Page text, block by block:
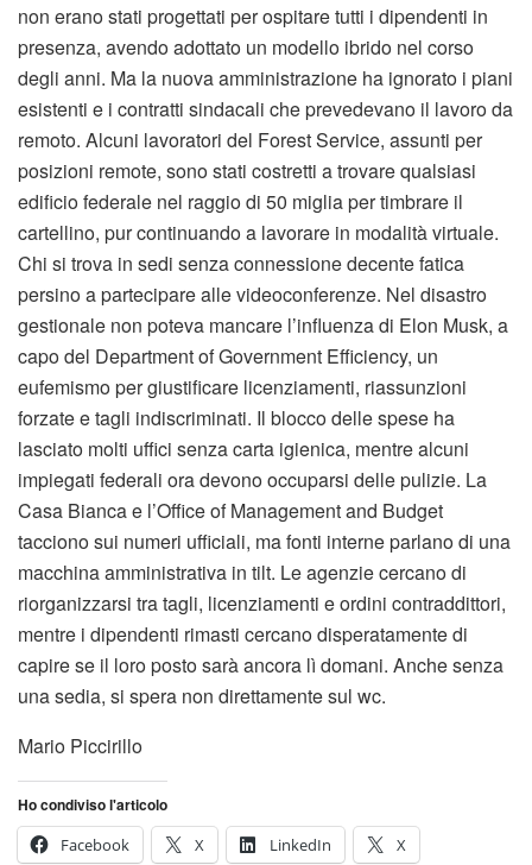
non erano stati progettati per ospitare tutti i dipendenti in
presenza, avendo adottato un modello ibrido nel corso
degli anni. Ma la nuova amministrazione ha ignorato i piani
esistenti e i contratti sindacali che prevedevano il lavoro da
remoto. Alcuni lavoratori del Forest Service, assunti per
posizioni remote, sono stati costretti a trovare qualsiasi
edificio federale nel raggio di 50 miglia per timbrare il
cartellino, pur continuando a lavorare in modalità virtuale.
Chi si trova in sedi senza connessione decente fatica
persino a partecipare alle videoconferenze. Nel disastro
gestionale non poteva mancare l’influenza di Elon Musk, a
capo del Department of Government Efficiency, un
eufemismo per giustificare licenziamenti, riassunzioni
forzate e tagli indiscriminati. Il blocco delle spese ha
lasciato molti uffici senza carta igienica, mentre alcuni
impiegati federali ora devono occuparsi delle pulizie. La
Casa Bianca e l’Office of Management and Budget
tacciono sui numeri ufficiali, ma fonti interne parlano di una
macchina amministrativa in tilt. Le agenzie cercano di
riorganizzarsi tra tagli, licenziamenti e ordini contraddittori,
mentre i dipendenti rimasti cercano disperatamente di
capire se il loro posto sarà ancora lì domani. Anche senza
una sedia, si spera non direttamente sul wc.
Mario Piccirillo
Ho condiviso l'articolo
Facebook
X LinkedIn X